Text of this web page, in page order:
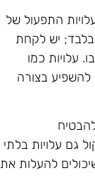
התפעול של
יש לקחת
עלויות כמו
להשפיע בצורה
גם עלויות בלתי
להעלות את